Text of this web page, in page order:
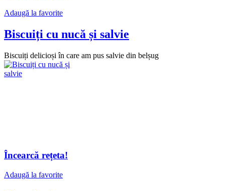
Adaugă la favorite
Biscuiți cu nucă și salvie
Biscuiți delicioși în care am pus salvie din belșug
Încearcă rețeta!
Adaugă la favorite